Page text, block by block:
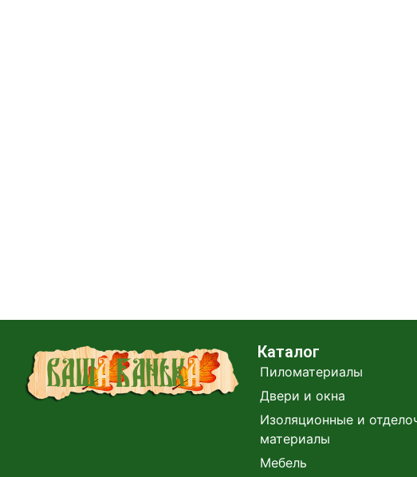
Каталог
Пиломатериалы
Двери и окна
Изоляционные и
материалы
Мебель